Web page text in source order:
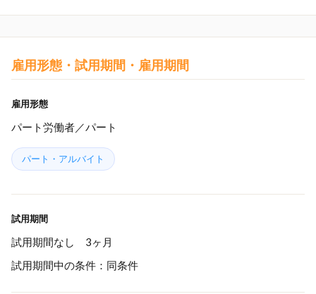
雇用形態・試用期間・雇用期間
雇用形態
パート労働者／パート
パート・アルバイト
試用期間
試用期間なし 3ヶ月
試用期間中の条件：同条件